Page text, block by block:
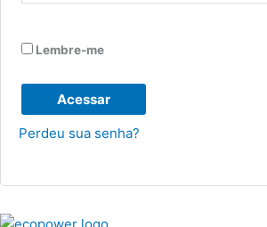
Lembre-me
Acessar
Perdeu sua senha?